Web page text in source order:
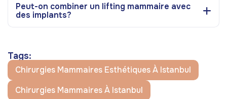
Peut-on combiner un lifting mammaire avec
des implants?
Tags:
Chirurgies Mammaires Esthétiques À Istanbul
Chirurgies Mammaires À Istanbul